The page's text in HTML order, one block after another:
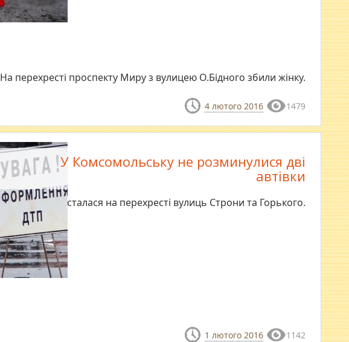
На перехресті проспекту Миру з вулицею О.Бідного збили жінку.
4 лютого 2016 1479
У Комсомольську не розминулися дві
автівки
ДТП сталася на перехресті вулиць Строни та Горького.
1 лютого 2016 1142